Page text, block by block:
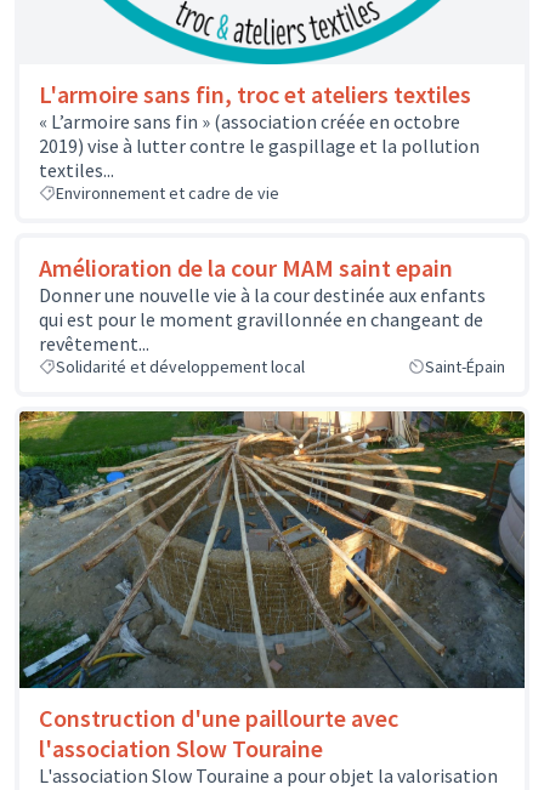
L'armoire sans fin, troc et ateliers textiles
« L’armoire sans fin » (association créée en octobre
2019) vise à lutter contre le gaspillage et la pollution
textiles...
Environnement et cadre de vie
Amélioration de la cour MAM saint epain
Donner une nouvelle vie à la cour destinée aux enfants
qui est pour le moment gravillonnée en changeant de
revêtement...
Solidarité et développement local Saint-Épain
Construction d'une paillourte avec
l'association Slow Touraine
L'association Slow Touraine a pour objet la valorisation